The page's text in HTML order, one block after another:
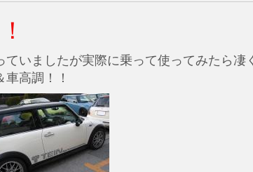
いましたが実際に乗って使ってみたら凄
高調！！